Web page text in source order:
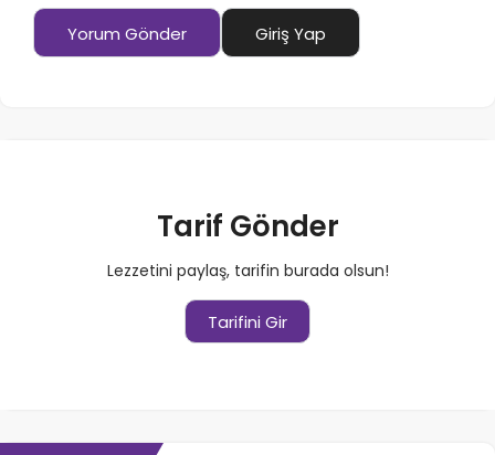
Yorum Gönder Giriş Yap
Tarif Gönder
Lezzetini paylaş, tarifin burada olsun!
Tarifini Gir